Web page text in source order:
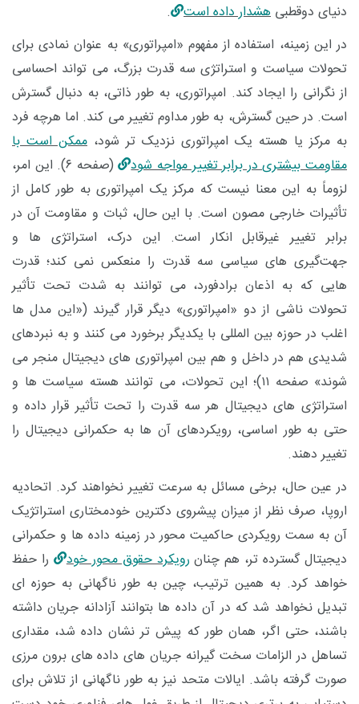
دنیای دوقطبی هشدار داده است
.
در این زمینه، استفاده از مفهوم «امپراتوری» به ‌عنوان نمادی برای
تحولات سیاست و استراتژی سه قدرت بزرگ، می ‌تواند احساسی
از نگرانی را ایجاد کند. امپراتوری، به ‌طور ذاتی، به‌ دنبال گسترش
است. در حین گسترش، به ‌طور مداوم تغییر می‌ کند. اما هرچه فرد
به مرکز یا هسته یک امپراتوری نزدیک ‌تر شود، ممکن است با
مقاومت بیشتری در برابر تغییر مواجه شود
(صفحه ۶). این امر،
لزوماً به این معنا نیست که مرکز یک امپراتوری به‌ طور کامل از
تأثیرات خارجی مصون است. با این حال، ثبات و مقاومت آن در
برابر تغییر غیرقابل انکار است. این درک، استراتژی ‌ها و
جهت‌گیری‌ های سیاسی سه قدرت را منعکس نمی ‌کند؛ قدرت
هایی که به اذعان برادفورد، می ‌توانند به ‌شدت تحت تأثیر
تحولات ناشی از دو «امپراتوری» دیگر قرار گیرند («این مدل ها
اغلب در حوزه بین ‌المللی با یکدیگر برخورد می‌ کنند و به نبردهای
شدیدی هم در داخل و هم بین امپراتوری‌ های دیجیتال منجر می
‌شوند» صفحه ۱۱)؛ این تحولات، می ‌توانند هسته سیاست‌ ها و
استراتژی‌ های دیجیتال هر سه قدرت را تحت تأثیر قرار داده و
حتی به ‌طور اساسی، رویکردهای آن ‌ها به حکمرانی دیجیتال را
تغییر دهند.
در عین حال، برخی مسائل به ‌سرعت تغییر نخواهند کرد. اتحادیه
اروپا، صرف ‌نظر از میزان پیشروی دکترین خودمختاری استراتژیک
آن به سمت رویکردی حاکمیت ‌محور در زمینه داده‌ ها و حکمرانی
دیجیتال گسترده ‌تر، هم چنان رویکرد حقوق‌ محور خود
را حفظ
خواهد کرد. به همین ترتیب، چین به ‌طور ناگهانی به حوزه ‌ای
تبدیل نخواهد شد که در آن داده‌ ها بتوانند آزادانه جریان داشته
باشند، حتی اگر، همان ‌طور که پیش ‌تر نشان داده شد، مقداری
تساهل در الزامات سخت ‌گیرانه جریان ‌های داده ‌های برون ‌مرزی
صورت گرفته باشد. ایالات متحد نیز به ‌طور ناگهانی از تلاش برای